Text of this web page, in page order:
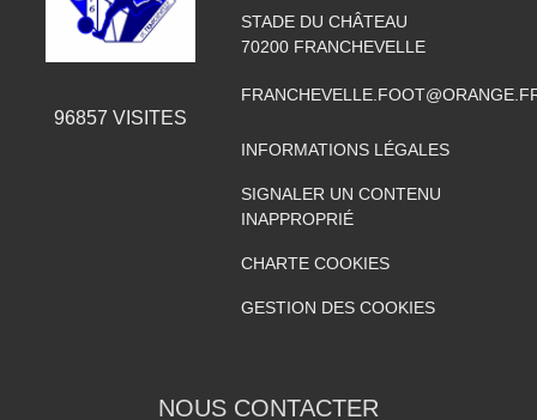
96857 VISITES
STADE DU CHÂTEAU
70200 FRANCHEVELLE
INFORMATIONS LÉGALES
SIGNALER UN CONTENU
INAPPROPRIÉ
CHARTE COOKIES
GESTION DES COOKIES
NOUS CONTACTER